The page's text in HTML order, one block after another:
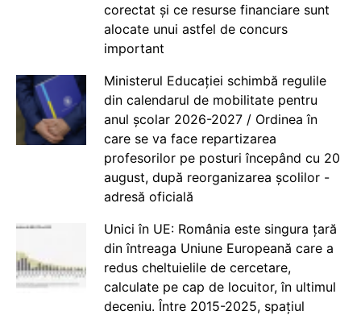
corectat și ce resurse financiare sunt
alocate unui astfel de concurs
important
Ministerul Educației schimbă regulile
din calendarul de mobilitate pentru
anul școlar 2026-2027 / Ordinea în
care se va face repartizarea
profesorilor pe posturi începând cu 20
august, după reorganizarea școlilor -
adresă oficială
Unici în UE: România este singura țară
din întreaga Uniune Europeană care a
redus cheltuielile de cercetare,
calculate pe cap de locuitor, în ultimul
deceniu. Între 2015-2025, spațiul